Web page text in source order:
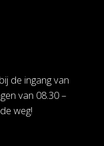
de ingang van
van 08.30 –
weg!